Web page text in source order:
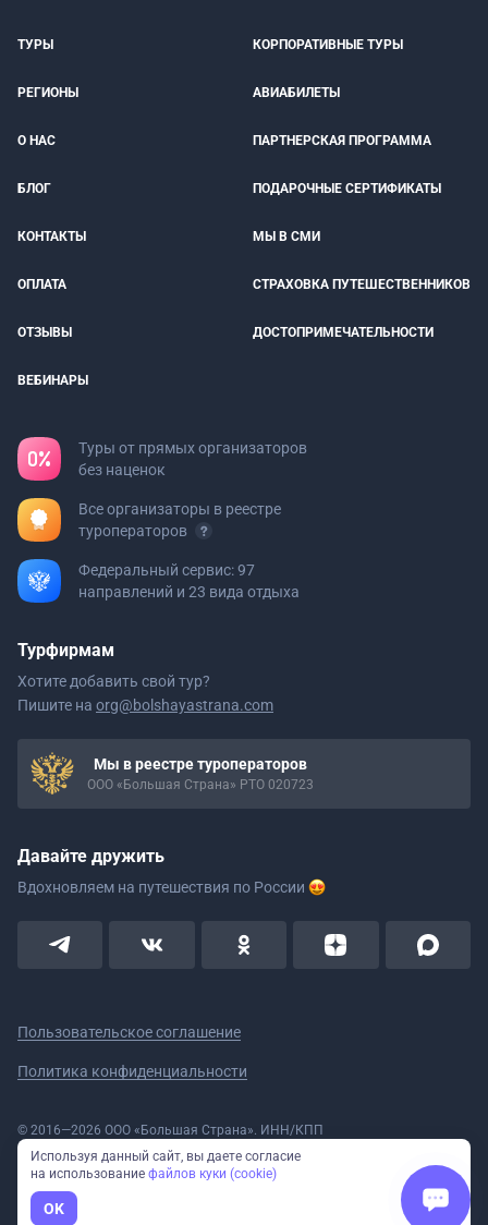
ТУРЫ КОРПОРАТИВНЫЕ ТУРЫ
РЕГИОНЫ АВИАБИЛЕТЫ
О НАС ПАРТНЕРСКАЯ ПРОГРАММА
БЛОГ ПОДАРОЧНЫЕ СЕРТИФИКАТЫ
КОНТАКТЫ МЫ В СМИ
ОПЛАТА СТРАХОВКА ПУТЕШЕСТВЕННИКОВ
ОТЗЫВЫ ДОСТОПРИМЕЧАТЕЛЬНОСТИ
ВЕБИНАРЫ
Туры от прямых организаторов
без наценок
Все организаторы в реестре
туроператоров
Федеральный сервис: 97
направлений и 23 вида отдыха
Турфирмам
Хотите добавить свой тур?
Пишите на org@bolshayastrana.com
Мы в реестре туроператоров
ООО «Большая Страна» РТО 020723
Давайте дружить
Вдохновляем на путешествия по России
Пользовательское соглашение
Политика конфиденциальности
© 2016—2026 ООО «Большая Страна». ИНН/КПП
5908078160/590801001 ОГРН 1185958020533
Номер в реестре Роскомнадзора № 59-18-006319 (Приказ № 321 от
11.10.2018)
Полное или частичное копирование изображений и текстов возможно
только с указанием активной ссылки на сайт Большая Страна.
Используя данный сайт, вы даете согласие
на использование файлов куки (cookie)
OK